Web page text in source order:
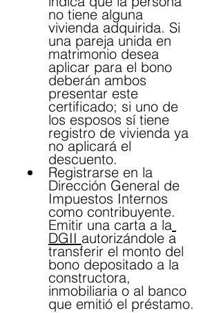
no tiene alguna
vivienda adquirida. Si
una pareja unida en
matrimonio desea
aplicar para el bono
deberán ambos
presentar este
certificado; si uno de
los esposos sí tiene
registro de vivienda ya
no aplicará el
descuento.
Registrarse en la
Dirección General de
Impuestos Internos
como contribuyente.
Emitir una carta a la
DGII autorizándole a
transferir el monto del
bono depositado a la
constructora,
inmobiliaria o al banco
que emitió el préstamo.